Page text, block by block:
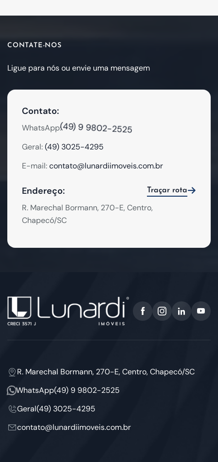
CONTATE-NOS
Ligue para nós ou envie uma mensagem
Contato:
WhatsApp:(49) 9 9802-2525
Geral:(49) 3025-4295
E-mail:contato@lunardiimoveis.com.br
Endereço: Traçar rota
R. Marechal Bormann, 270-E, Centro,
Chapecó/SC
R. Marechal Bormann, 270-E, Centro, Chapecó/SC
WhatsApp(49) 9 9802-2525
Geral(49) 3025-4295
contato@lunardiimoveis.com.br